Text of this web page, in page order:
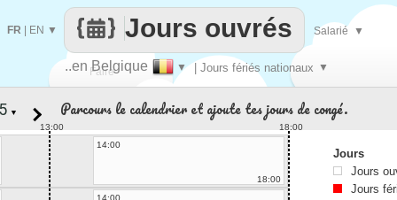
Faire
..en Belgique ▼ | Jours fériés nationaux ▼
Jours ouvrés
FR EN ▼ Salarié ▼
▼ Parcours le calendrier et ajoute tes jours de congé.
13:00
18:00
14:00
18:00
14:00
Jours
Jours
Jours